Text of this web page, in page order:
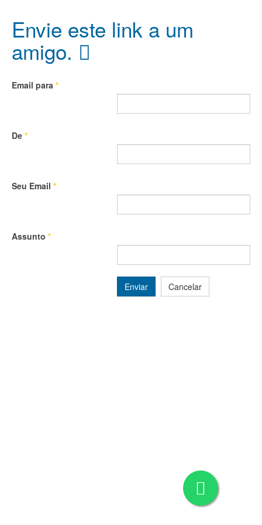
Envie este link a um
amigo.
Email para *
De *
Seu Email *
Assunto *
Enviar Cancelar